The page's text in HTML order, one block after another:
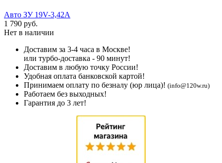
Авто ЗУ 19V-3,42A
1 790 руб.
Нет в наличии
Доставим за 3-4 часа в Москве!
или турбо-доставка - 90 минут!
Доставим в любую точку России!
Удобная оплата банковской картой!
Принимаем оплату по безналу (юр лица)! (info@120w.ru)
Работаем без выходных!
Гарантия до 3 лет!